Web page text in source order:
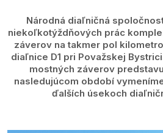
Národná diaľničná
niekoľkotýždňových prác
záverov na takmer pol
diaľnice D1 pri Považskej
mostných záverov
nasledujúcom období
ďalších úsekoch